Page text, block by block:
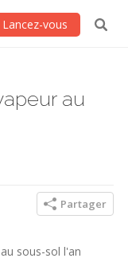
Lancez-vous
au
Partager
sous-sol l'an